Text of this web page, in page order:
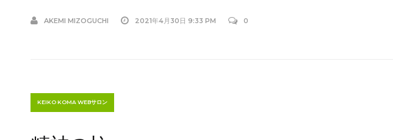
AKEMI MIZOGUCHI 2021年4月30日 9:33 PM 0
KEIKO KOMA WEBサロン